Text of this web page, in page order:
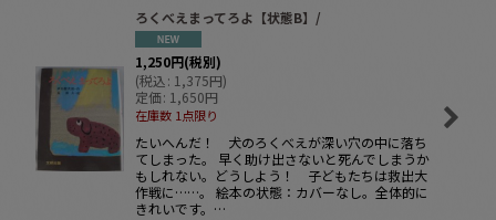
ろくべえまってろよ【状態B】/
1,250円(税別)
(税込: 1,375円)
定価: 1,650円
在庫数 1点限り
たいへんだ！ 犬のろくべえが深い穴の中に落ち
てしまった。 早く助け出さないと死んでしまうか
もしれない。どうしよう！ 子どもたちは救出大
作戦に……。 絵本の状態：カバーなし。全体的に
きれいです。…